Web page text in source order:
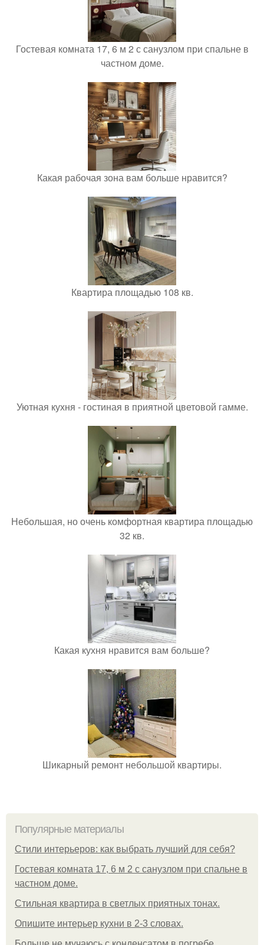
Гостевая комната 17, 6 м 2 с санузлом при спальне в
частном доме.
Какая рабочая зона вам больше нравится?
Квартира площадью 108 кв.
Уютная кухня - гостиная в приятной цветовой гамме.
Небольшая, но очень комфортная квартира площадью
32 кв.
Какая кухня нравится вам больше?
Шикарный ремонт небольшой квартиры.
Популярные материалы
Стили интерьеров: как выбрать лучший для себя?
Гостевая комната 17, 6 м 2 с санузлом при спальне в
частном доме.
Стильная квартира в светлых приятных тонах.
Опишите интерьер кухни в 2-3 словах.